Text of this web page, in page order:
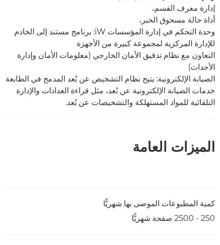
إدارة معرف القسم،
أداة حالة مسحوق الحبر،
وحدة التحكم في إدارة المؤسسات iW: برنامج مستند إلى الخادم
للإدارة المركزية لمجموعة كبيرة من الأجهزة
التعاون مع نظام تدقيق الأمان الخارجي (معلومات الأمان وإدارة
الأحداث)
الصيانة الإلكترونية: يتيح نظام التشخيص عن بُعد المدمج في الطابعة
خدمات الصيانة الإلكترونية عن بُعد، مثل قراءة العدادات والإدارة
التلقائية للمواد المستهلكة والتشخيصات عن بُعد.
الميزات العامة
كمية المطبوعات الموصى بها شهريًّا
250 - 2500 صفحة شهريًّا